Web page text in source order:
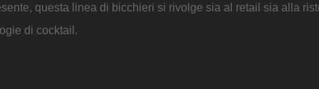
questa linea di bicchieri si rivolge sia al retail sia alla
di cocktail.